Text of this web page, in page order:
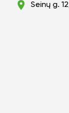
Seinų g.